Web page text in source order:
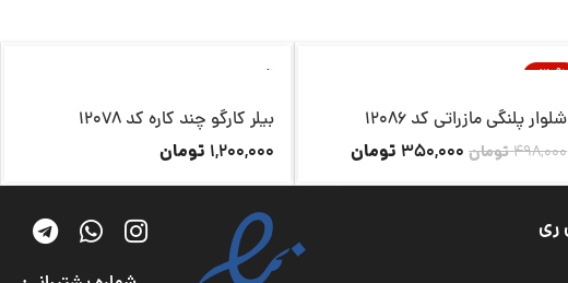
-30%
شلوار پلنگی مازراتی کد 12086
498,000تومان 350,000 تومان
ناموجود
بیلر کارگو چند کاره کد 12078
1,200,000 تومان
ری